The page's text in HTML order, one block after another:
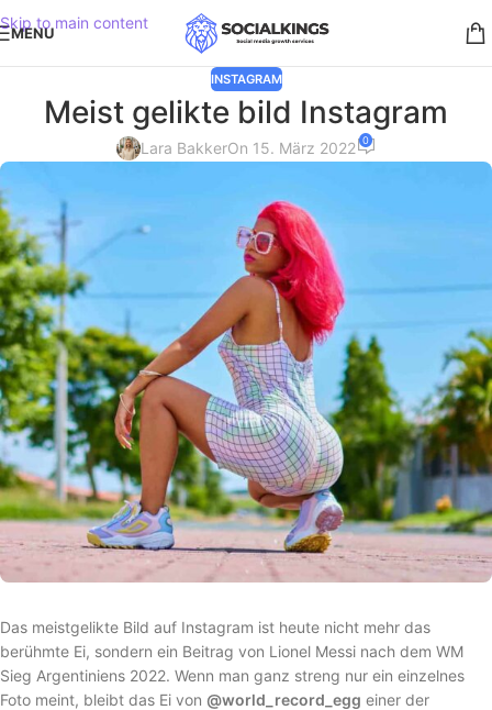
Skip to main content
MENU
INSTAGRAM
Meist gelikte bild Instagram
Lara BakkerOn 15. März 2022 0
Das meistgelikte Bild auf Instagram ist heute nicht mehr das
berühmte Ei, sondern ein Beitrag von Lionel Messi nach dem WM
Sieg Argentiniens 2022. Wenn man ganz streng nur ein einzelnes
Foto meint, bleibt das Ei von @world_record_egg einer der